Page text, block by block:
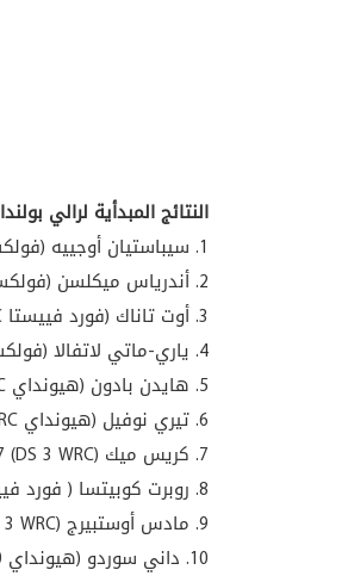
النتائج المبدأية لرالي بولندا 2015
1. سيباستيان أوجييه (فولكسفاجن بولو آر WRC) 2:26:11.5 س
2. أندرياس ميكلسن (فولكسفاجن بولو آر WRC) بفارق 11.9 ث
3. أوت تاناك (فورد فييستا RS WRC) بفارق 23.0 ث
4. ياري-ماتي لاتفالا (فولكسفاجن بولو آر WRC) بفارق 44.7 ث
5. هايدن بادون (هيونداي i20 WRC) بفارق 1:14.6 د
6. تيري نوفيل (هيونداي i20 WRC) بفارق 1:44.5 د
7. كريس ميك (DS 3 WRC) 1:57.7 د
8. روبرت كوبيتسا ( فورد فييستا RS WRC) بفارق 2:08.3 د
9. مادس أوستبيرج (DS 3 WRC) بفارق 2:18.2 د
10. داني سوردو (هيونداي i20) بفارق 2:48.4 د